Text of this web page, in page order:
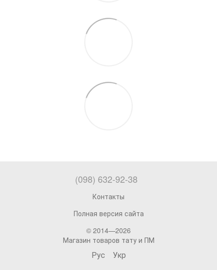
(098) 632-92-38
Контакты
Полная версия сайта
© 2014—2026
Магазин товаров тату и ПМ
Рус Укр